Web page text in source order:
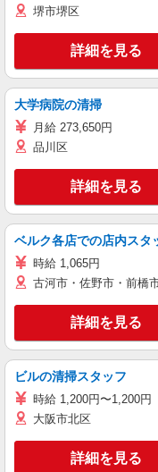
堺市堺区
詳細を見る
大学病院の清掃
月給 273,650円
品川区
詳細を見る
ベルク各店での店内スタ
時給 1,065円
古河市・佐野市・前橋
詳細を見る
ビルの清掃スタッフ
時給 1,200円〜1,200円
大阪市北区
詳細を見る